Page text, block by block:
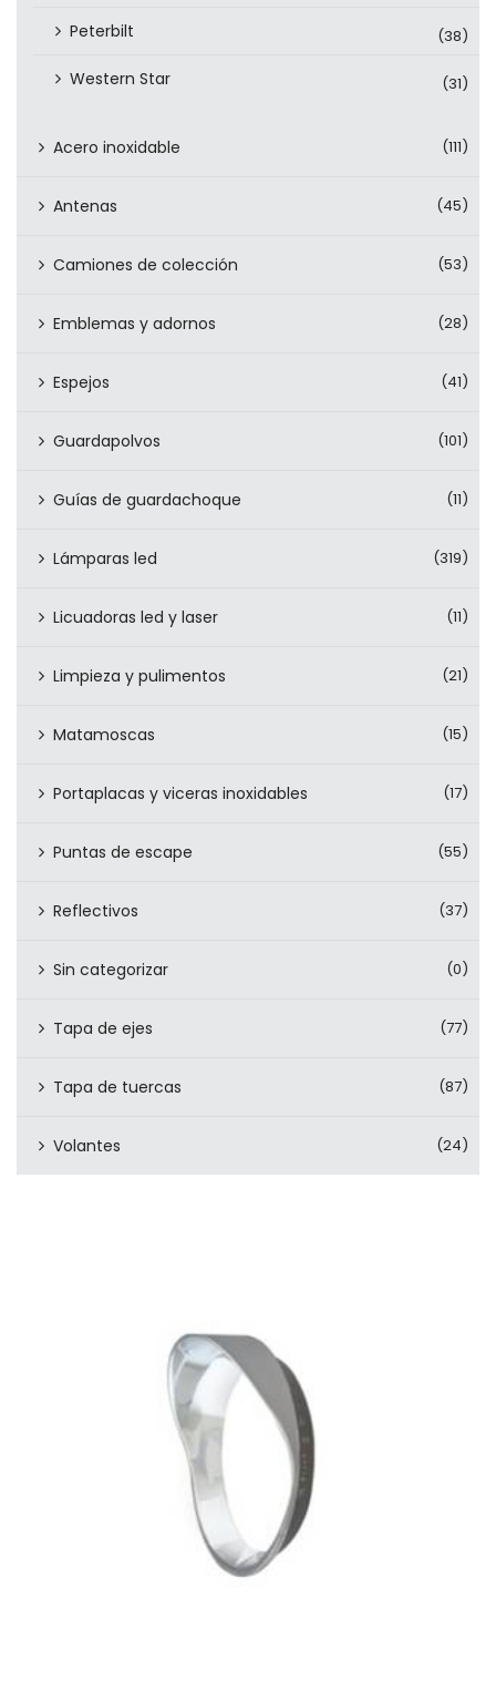
Peterbilt (38)
Western Star (31)
Acero inoxidable (111)
Antenas (45)
Camiones de colección (53)
Emblemas y adornos (28)
Espejos (41)
Guardapolvos (101)
Guías de guardachoque (11)
Lámparas led (319)
Licuadoras led y laser (11)
Limpieza y pulimentos (21)
Matamoscas (15)
Portaplacas y viceras inoxidables (17)
Puntas de escape (55)
Reflectivos (37)
Sin categorizar (0)
Tapa de ejes (77)
Tapa de tuercas (87)
Volantes (24)